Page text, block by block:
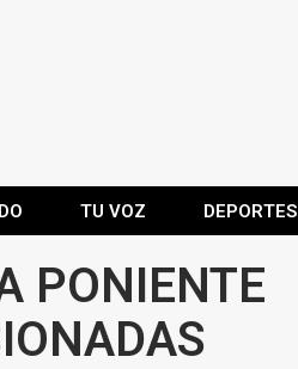
TU VOZ DEPORTES
PONIENTE